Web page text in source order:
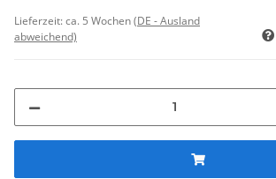
Lieferzeit:ca. 5 Wochen(DE - Ausland
abweichend)